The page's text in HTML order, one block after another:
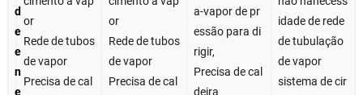
d
e
e
n
e
or
Rede de tubos
de vapor
Precisa de cal
or
Rede de tubos
de vapor
Precisa de cal
a-vapor de pr
essão para di
rigir,
Precisa de cal
deira
idade de rede
de tubulação
de vapor
sistema de cir